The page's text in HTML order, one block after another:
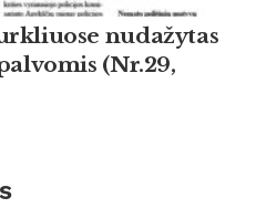
nudažytas
(Nr.29,